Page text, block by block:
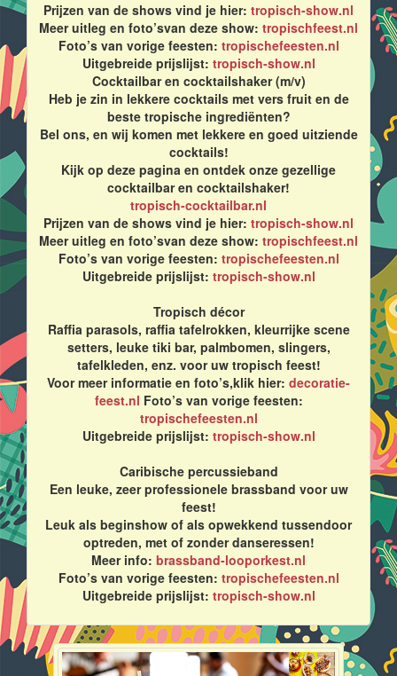
Prijzen van de shows vind je hier: tropisch-show.nl
Meer uitleg en foto’svan deze show: tropischfeest.nl
Foto’s van vorige feesten: tropischefeesten.nl
Uitgebreide prijslijst: tropisch-show.nl
Cocktailbar en cocktailshaker (m/v)
Heb je zin in lekkere cocktails met vers fruit en de
beste tropische ingrediënten?
Bel ons, en wij komen met lekkere en goed uitziende
cocktails!
Kijk op deze pagina en ontdek onze gezellige
cocktailbar en cocktailshaker!
tropisch-cocktailbar.nl
Prijzen van de shows vind je hier: tropisch-show.nl
Meer uitleg en foto’svan deze show: tropischfeest.nl
Foto’s van vorige feesten: tropischefeesten.nl
Uitgebreide prijslijst: tropisch-show.nl
Tropisch décor
Raffia parasols, raffia tafelrokken, kleurrijke scene
setters, leuke tiki bar, palmbomen, slingers,
tafelkleden, enz. voor uw tropisch feest!
Voor meer informatie en foto’s,klik hier: decoratie-
feest.nl Foto’s van vorige feesten:
tropischefeesten.nl
Uitgebreide prijslijst: tropisch-show.nl
Caribische percussieband
Een leuke, zeer professionele brassband voor uw
feest!
Leuk als beginshow of als opwekkend tussendoor
optreden, met of zonder danseressen!
Meer info: brassband-looporkest.nl
Foto’s van vorige feesten: tropischefeesten.nl
Uitgebreide prijslijst: tropisch-show.nl